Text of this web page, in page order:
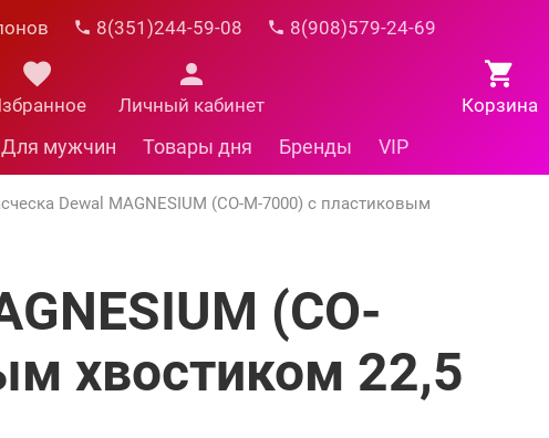
8(351)244-59-08 8(908)579-24-69
Корзина
Личный кабинет
Для мужчин Товары дня Бренды VIP
Dewal MAGNESIUM (СО-М-7000) с пластиковым
(СО-
хвостиком 22,5